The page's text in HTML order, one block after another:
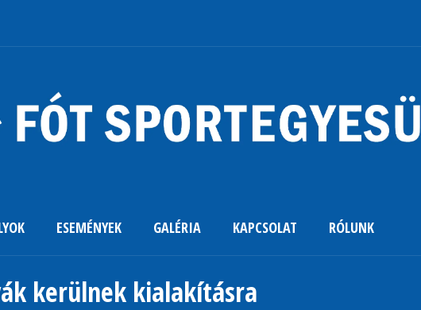
ESEMÉNYEK GALÉRIA KAPCSOLAT RÓLUNK
kerülnek kialakításra